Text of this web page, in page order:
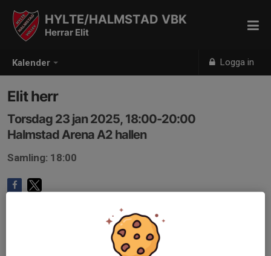
Kalender Logga in
HYLTE/HALMSTAD VBK
Herrar Elit
Elit herr
Torsdag 23 jan 2025, 18:00-20:00
Halmstad Arena A2 hallen
Samling: 18:00